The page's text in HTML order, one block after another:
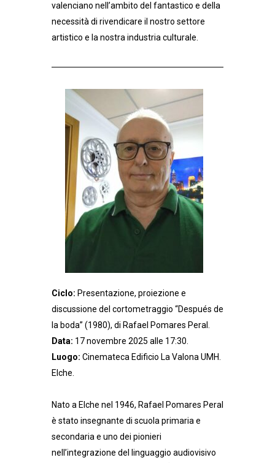
valenciano nell’ambito del fantastico e della
necessità di rivendicare il nostro settore
artistico e la nostra industria culturale.
Ciclo: Presentazione, proiezione e
discussione del cortometraggio “Después de
la boda” (1980), di Rafael Pomares Peral.
Data: 17 novembre 2025 alle 17:30.
Luogo: Cinemateca Edificio La Valona UMH.
Elche.
Nato a Elche nel 1946, Rafael Pomares Peral
è stato insegnante di scuola primaria e
secondaria e uno dei pionieri
nell’integrazione del linguaggio audiovisivo